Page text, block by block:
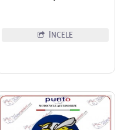
İNCELE